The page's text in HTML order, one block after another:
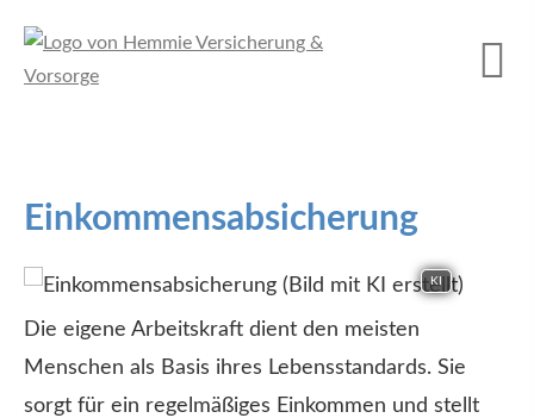
Einkommensabsicherung
KI
Die eigene Arbeitskraft dient den meisten
Menschen als Basis ihres Lebensstandards. Sie
sorgt für ein regelmäßiges Einkommen und stellt